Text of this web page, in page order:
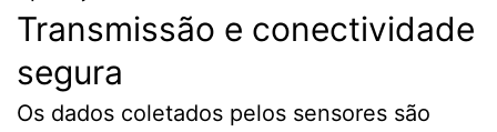
Transmissão e conectividade
segura
Os dados coletados pelos sensores são